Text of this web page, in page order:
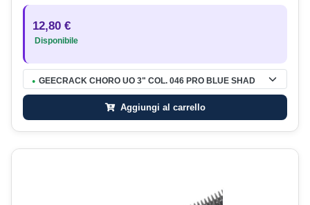
12,80 €
Disponibile
● GEECRACK CHORO UO 3" COL. 046 PRO BLUE SHAD
Aggiungi al carrello